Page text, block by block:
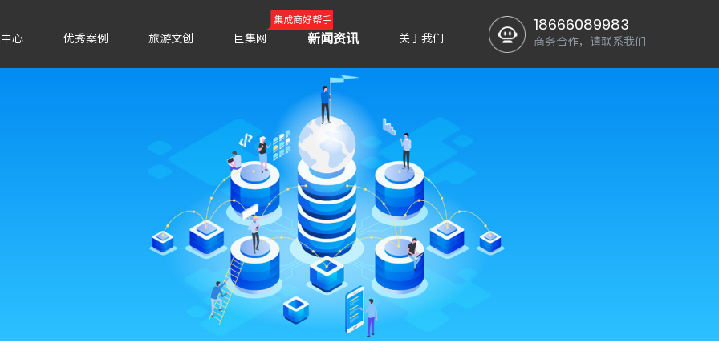
心 优秀案例 旅游文创 巨集网
集成商好帮手
新闻资讯 关于我们
18666089983
商务合作，请联系我们